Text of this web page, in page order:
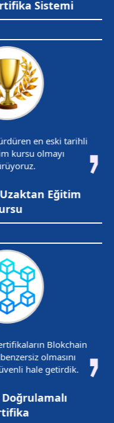
Sistemi
en eski tarihli
olmayı
Eğitim
Blokchain
olmasını
hale getirdik.